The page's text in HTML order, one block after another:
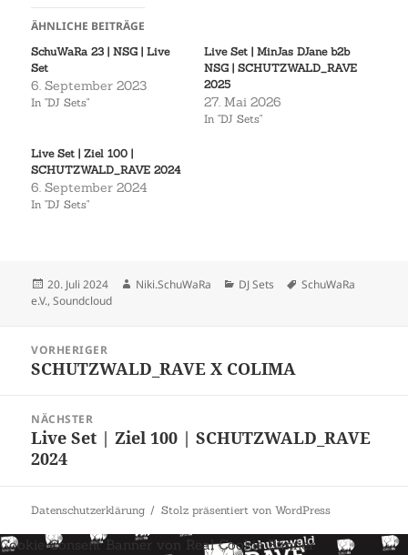
ÄHNLICHE BEITRÄGE
SchuWaRa 23 | NSG | Live
Set
6. September 2023
In "DJ Sets"
Live Set | MinJas DJane b2b
NSG | SCHUTZWALD_RAVE
2025
27. Mai 2026
In "DJ Sets"
Live Set | Ziel 100 |
SCHUTZWALD_RAVE 2024
6. September 2024
In "DJ Sets"
Veröffentlicht
am
20. Juli 2024 Autor
Niki.SchuWaRa Kategorien
DJ Sets Schlagwörter
SchuWaRa
e.V.,Soundcloud
VORHERIGER
Vorheriger
SCHUTZWALD_RAVE X COLIMA
NÄCHSTER
Nächster
Beitrag:
Live Set | Ziel 100 | SCHUTZWALD_RAVE
2024
Datenschutzerklärung Stolz präsentiert von WordPress
Cookie Consent Banner von Real Cookie Banner